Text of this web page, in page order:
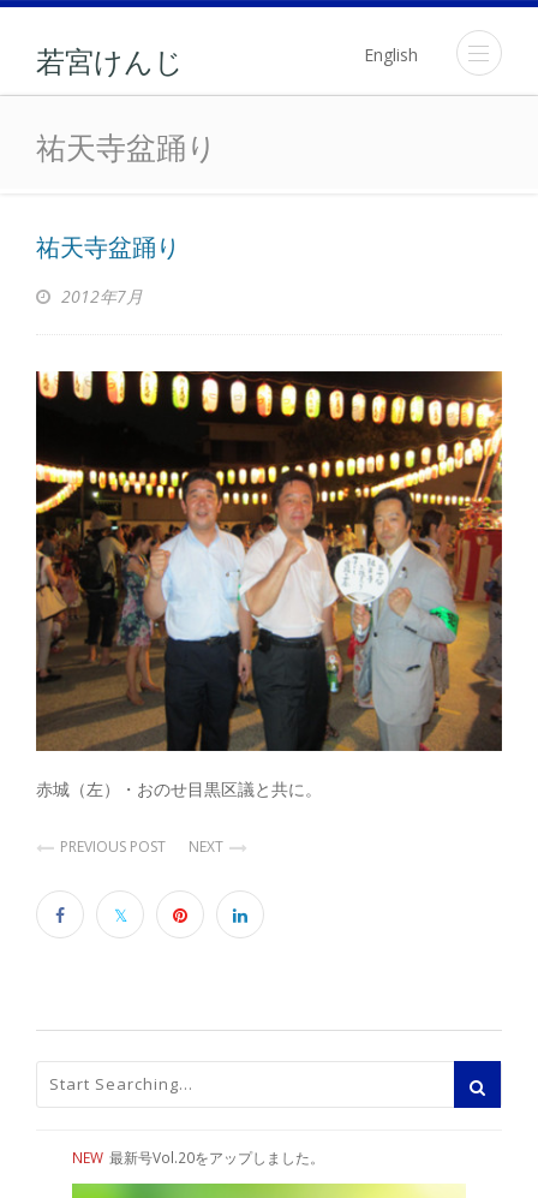
若宮けんじ English
祐天寺盆踊り
祐天寺盆踊り
祐天寺盆踊り
2012年7月
赤城（左）・おのせ目黒区議と共に。
PREVIOUS POST NEXT
NEW 最新号Vol.20をアップしました。